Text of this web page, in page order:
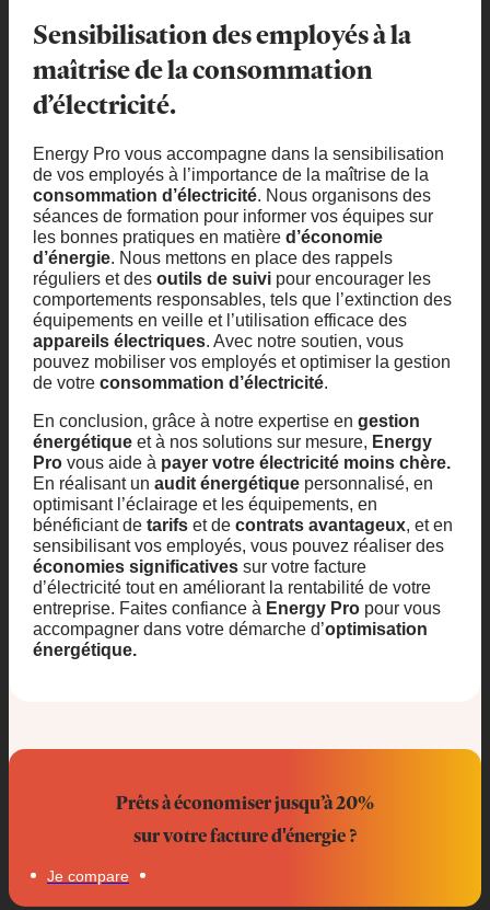
Sensibilisation des employés à la
maîtrise de la consommation
d’électricité.
Energy Pro vous accompagne dans la sensibilisation
de vos employés à l’importance de la maîtrise de la
consommation d’électricité. Nous organisons des
séances de formation pour informer vos équipes sur
les bonnes pratiques en matière d’économie
d’énergie. Nous mettons en place des rappels
réguliers et des outils de suivipour encourager les
comportements responsables, tels que l’extinction des
équipements en veille et l’utilisation efficace des
appareils électriques. Avec notre soutien, vous
pouvez mobiliser vos employés et optimiser la gestion
de votre consommation d’électricité.
En conclusion, grâce à notre expertise en gestion
énergétiqueet à nos solutions sur mesure, Energy
Provous aide à payer votre électricité moins chère.
En réalisant un audit énergétiquepersonnalisé, en
optimisant l’éclairage et les équipements, en
bénéficiant de tarifset de contrats avantageux, et en
sensibilisant vos employés, vous pouvez réaliser des
économies significativessur votre facture
d’électricité tout en améliorant la rentabilité de votre
entreprise. Faites confiance à Energy Propour vous
accompagner dans votre démarche d’optimisation
énergétique.
Prêts à économiser jusqu’à 20%
sur votre facture d'énergie ?
Je compare